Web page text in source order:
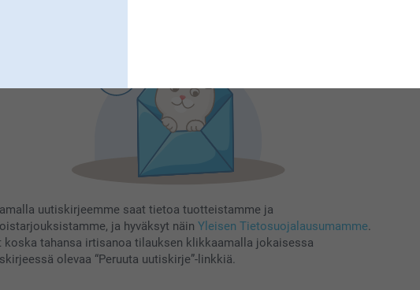
uutiskirjeemme saat tietoa tuotteistamme ja
ja hyväksyt näin Yleisen Tietosuojalausumamme.
koska tahansa irtisanoa tilauksen klikkaamalla jokaisessa
olevaa “Peruuta uutiskirje”-linkkiä.